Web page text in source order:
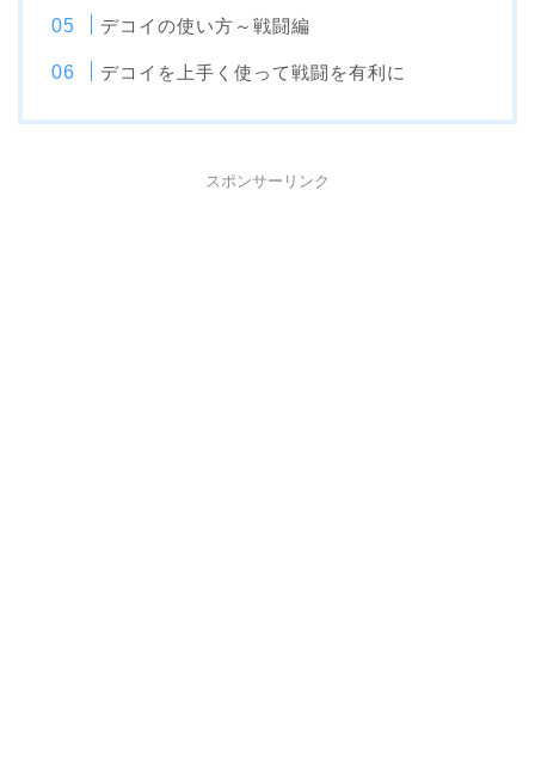
デコイの使い方～戦闘編
デコイを上手く使って戦闘を有利に
スポンサーリンク